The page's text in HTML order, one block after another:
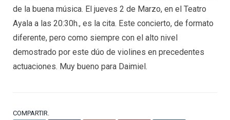
de la buena música. El jueves 2 de Marzo, en el Teatro
Ayala a las 20:30h., es la cita. Este concierto, de formato
diferente, pero como siempre con el alto nivel
demostrado por este dúo de violines en precedentes
actuaciones. Muy bueno para Daimiel.
COMPARTIR.